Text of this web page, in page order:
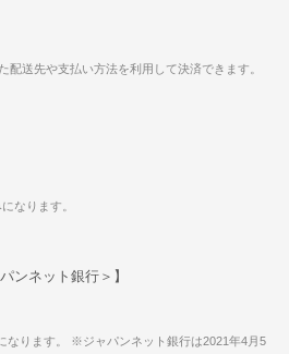
配送先や支払い方法を利用して決済できます。
なります。
ンネット銀行＞】
なります。 ※ジャパンネット銀行は2021年4月5